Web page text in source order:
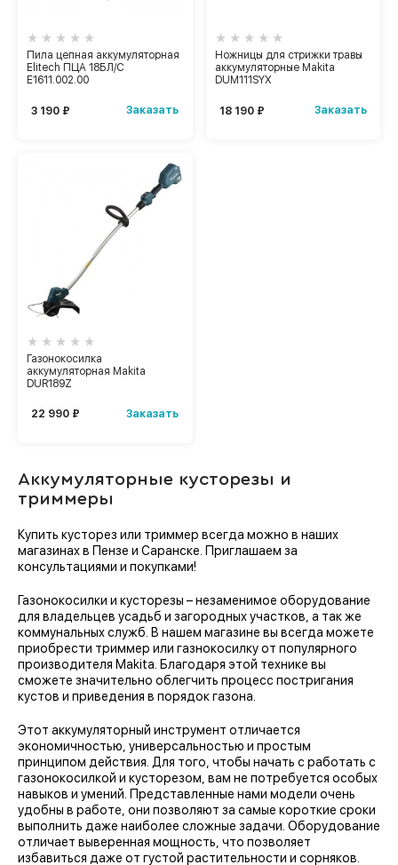
Пила цепная аккумуляторная
Elitech ПЦА 18БЛ/C
Е1611.002.00
3 190 ₽ Заказать
Ножницы для стрижки травы
аккумуляторные Makita
DUM111SYX
18 190 ₽ Заказать
Газонокосилка
аккумуляторная Makita
DUR189Z
22 990 ₽ Заказать
Аккумуляторные кусторезы и
триммеры
Купить кусторез или триммер всегда можно в наших
магазинах в Пензе и Саранске. Приглашаем за
консультациями и покупками!
Газонокосилки и кусторезы – незаменимое оборудование
для владельцев усадьб и загородных участков, а так же
коммунальных служб. В нашем магазине вы всегда можете
приобрести триммер или газнокосилку от популярного
производителя Makita. Благодаря этой технике вы
сможете значительно облегчить процесс постригания
кустов и приведения в порядок газона.
Этот аккумуляторный инструмент отличается
экономичностью, универсальностью и простым
принципом действия. Для того, чтобы начать с работать с
газонокосилкой и кусторезом, вам не потребуется особых
навыков и умений. Представленные нами модели очень
удобны в работе, они позволяют за самые короткие сроки
выполнить даже наиболее сложные задачи. Оборудование
отличает выверенная мощность, что позволяет
избавиться даже от густой растительности и сорняков.